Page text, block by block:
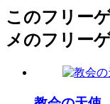
このフリー
メのフリー